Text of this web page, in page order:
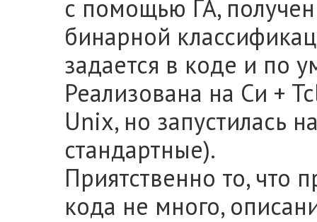
с помощью ГА,
бинарной
задается в коде и по
Реализована на Си +
Unix, но запустилась
стандартные).
Приятственно то, что
кода не много,